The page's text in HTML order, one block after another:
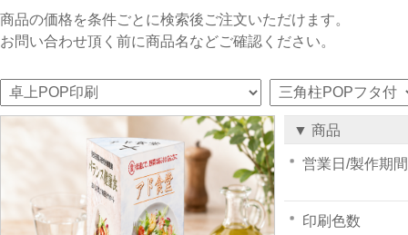
商品の価格を条件ごとに検索後ご注文いただけます。
お問い合わせ頂く前に商品名などご確認ください。
▼ 商品
営業日/製作期間
印刷色数